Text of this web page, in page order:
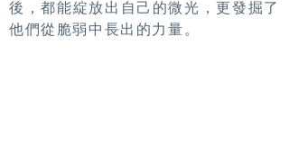
後，都能綻放出自己的微光，更發掘了
他們從脆弱中長出的力量。